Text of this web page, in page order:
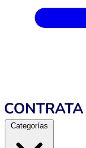
Categorías